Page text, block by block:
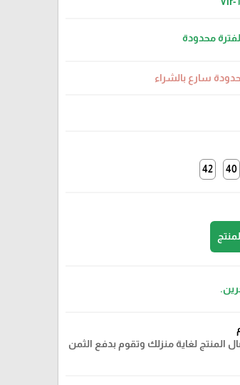
محدودة
سارع بالشراء
40
42
المنتج لغاية منزلك وتقوم بدفع الثمن